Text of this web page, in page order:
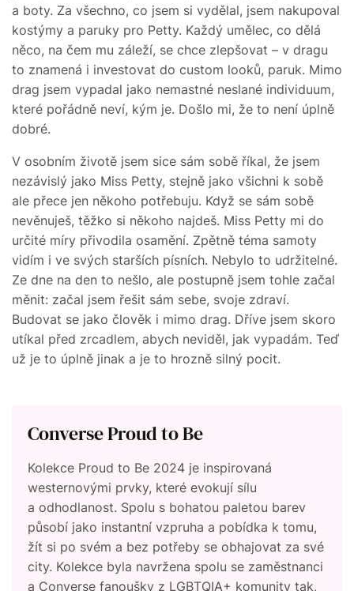
a boty. Za všechno, co jsem si vydělal, jsem nakupoval
kostýmy a paruky pro Petty. Každý umělec, co dělá
něco, na čem mu záleží, se chce zlepšovat – v dragu
to znamená i investovat do custom looků, paruk. Mimo
drag jsem vypadal jako nemastné neslané individuum,
které pořádně neví, kým je. Došlo mi, že to není úplně
dobré.
V osobním životě jsem sice sám sobě říkal, že jsem
nezávislý jako Miss Petty, stejně jako všichni k sobě
ale přece jen někoho potřebuju. Když se sám sobě
nevěnuješ, těžko si někoho najdeš. Miss Petty mi do
určité míry přivodila osamění. Zpětně téma samoty
vidím i ve svých starších písních. Nebylo to udržitelné.
Ze dne na den to nešlo, ale postupně jsem tohle začal
měnit: začal jsem řešit sám sebe, svoje zdraví.
Budovat se jako člověk i mimo drag. Dříve jsem skoro
utíkal před zrcadlem, abych neviděl, jak vypadám. Teď
už je to úplně jinak a je to hrozně silný pocit.
Converse Proud to Be
Kolekce Proud to Be 2024 je inspirovaná
westernovými prvky, které evokují sílu
a odhodlanost. Spolu s bohatou paletou barev
působí jako instantní vzpruha a pobídka k tomu,
žít si po svém a bez potřeby se obhajovat za své
city. Kolekce byla navržena spolu se zaměstnanci
a Converse fanoušky z LGBTQIA+ komunity tak,